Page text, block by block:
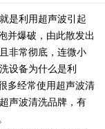
是利用超声波引起
并爆破，由此散发出
非常彻底，连微小
设备为什么是利
多经常使用超声波清
声波清洗品牌，有